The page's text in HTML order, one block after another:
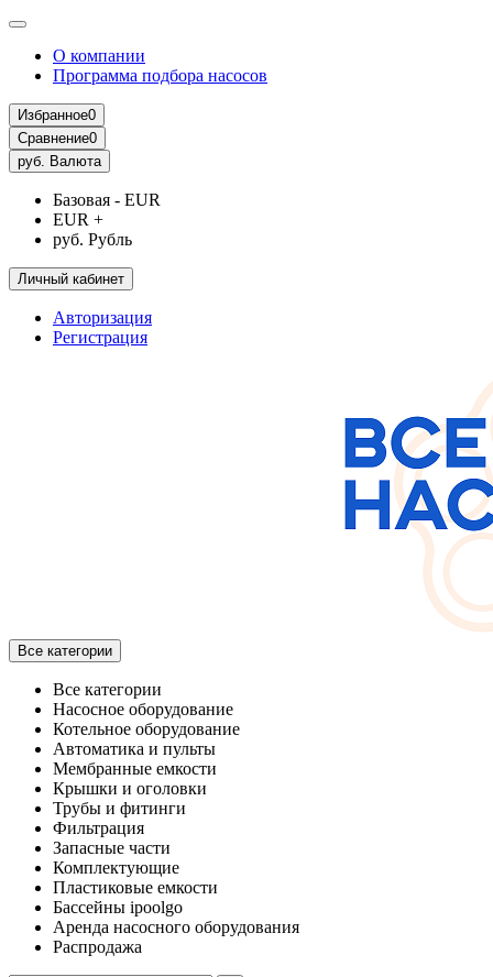
О компании
Программа подбора насосов
Избранное0
Сравнение0
руб. Валюта
Базовая - EUR
EUR +
руб. Рубль
Личный кабинет
Авторизация
Регистрация
Все категории
Все категории
Насосное оборудование
Котельное оборудование
Автоматика и пульты
Мембранные емкости
Крышки и оголовки
Трубы и фитинги
Фильтрация
Запасные части
Комплектующие
Пластиковые емкости
Бассейны ipoolgo
Аренда насосного оборудования
Распродажа